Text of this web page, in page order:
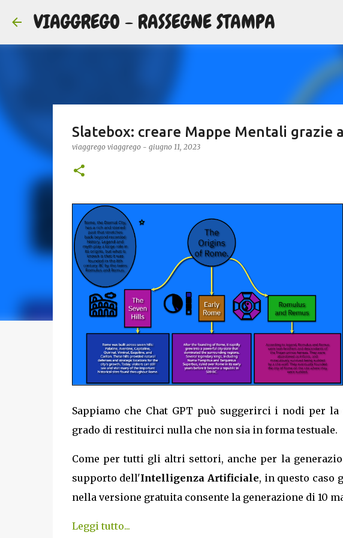
VIAGGREGO - RASSEGNE STAMPA
Slatebox: creare Mappe Mentali
viaggrego viaggrego - giugno 11, 2023
Sappiamo che Chat GPT può suggerirci i nodi per la
grado di restituirci nulla che non sia in forma testuale.
Come per tutti gli altri settori, anche per la
supporto dell'Intelligenza Artificiale, in questo caso
nella versione gratuita consente la generazione di 10
Leggi tutto...